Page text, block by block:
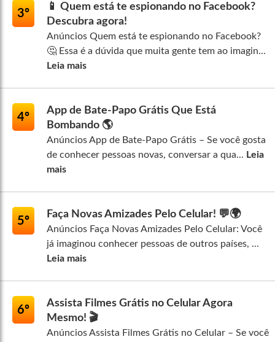
3º
📱 Quem está te espionando no Facebook?
Descubra agora!
Anúncios Quem está te espionando no Facebook?
🤔 Essa é a dúvida que muita gente tem ao imagin...
Leia mais
4º
App de Bate-Papo Grátis Que Está
Bombando 🌎
Anúncios App de Bate-Papo Grátis – Se você gosta
de conhecer pessoas novas, conversar a qua... Leia
mais
5º
Faça Novas Amizades Pelo Celular! 💬🌍
Anúncios Faça Novas Amizades Pelo Celular: Você
já imaginou conhecer pessoas de outros países, ...
Leia mais
6º
Assista Filmes Grátis no Celular Agora
Mesmo! 🎬
Anúncios Assista Filmes Grátis no Celular – Se você